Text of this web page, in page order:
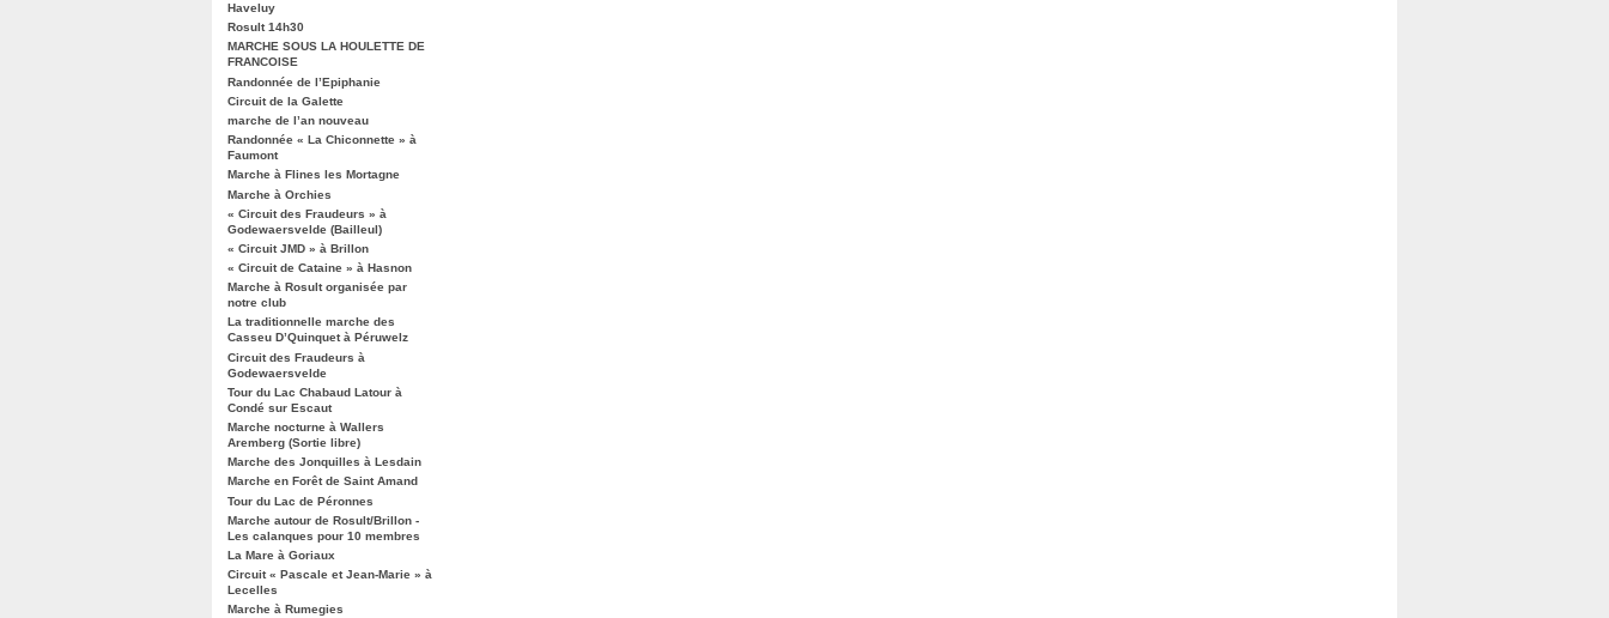
Haveluy
Rosult 14h30
MARCHE SOUS LA HOULETTE DE
FRANCOISE
Randonnée de l’Epiphanie
Circuit de la Galette
marche de l’an nouveau
Randonnée « La Chiconnette » à
Faumont
Marche à Flines les Mortagne
Marche à Orchies
« Circuit des Fraudeurs » à
Godewaersvelde (Bailleul)
« Circuit JMD » à Brillon
« Circuit de Cataine » à Hasnon
Marche à Rosult organisée par
notre club
La traditionnelle marche des
Casseu D’Quinquet à Péruwelz
Circuit des Fraudeurs à
Godewaersvelde
Tour du Lac Chabaud Latour à
Condé sur Escaut
Marche nocturne à Wallers
Aremberg (Sortie libre)
Marche des Jonquilles à Lesdain
Marche en Forêt de Saint Amand
Tour du Lac de Péronnes
Marche autour de Rosult/Brillon -
Les calanques pour 10 membres
La Mare à Goriaux
Circuit « Pascale et Jean-Marie » à
Lecelles
Marche à Rumegies